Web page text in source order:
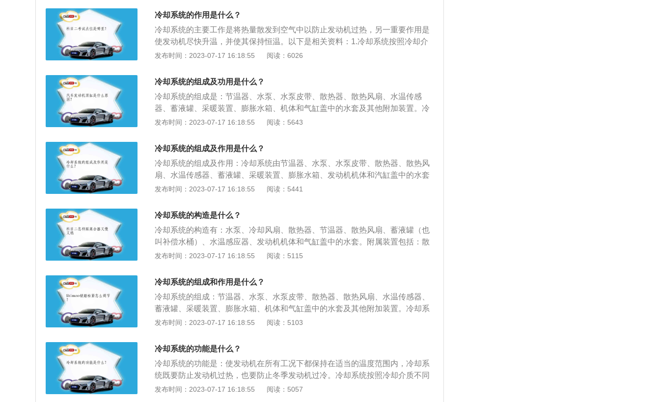
寿命，也是易被忽视处于薄弱的一环。3、冷却系统的功用是带走引擎因燃烧所
产生的热量。
冷却系统的作用是什么？
冷却系统的主要工作是将热量散发到空气中以防止发动机过热，另一重要作用是
使发动机尽快升温，并使其保持恒温。以下是相关资料：1.冷却系统按照冷却介
质不同可以分为风冷和水冷。如果把发动机中高温零件的热量直接散入大气而进
行冷却的装置称为水冷系统。由于水冷系统冷却均匀，效果好，而且发动机运转
噪音小，目前汽车发动机上广泛采用的是水冷系统。3.冷却系统的保养（1）冷却
水的选用：应选用硬度低的河水，如井水，应进行煮沸软化后再用，最好使用防
冻液。（2）留心各部技术状态：如发现散热器漏水，应进行修理，若发现水
泵、风扇旋转有摆动或发生异响时，应及时修复。如发现发动机过热，应及时检
动机工作温度过高过低时，应及时修复或更换。（3）定期清洗水垢：发动机使
用一定时间后，水箱和散热器内会沉积水垢而影响散热，所以应定期进行清洗，
清洗方法是在冷却系内加入足够的清洗液，浸泡一段时间后，启动发动机以低中
发布时间：2023-07-17 16:18:55 阅读：6026
冷却系统的组成及功用是什么？
冷却系统的组成是：节温器、水泵、水泵皮带、散热器、散热风扇、水温传感
器、蓄液罐、采暖装置、膨胀水箱、机体和气缸盖中的水套及其他附加装置。冷
却系统的功用有：1、能够根据发动机的负荷、转速、温度变化，随时改变冷却
量散发到空气中。冷却系统按照冷却介质不同可以分为风冷和水冷，汽车发动机
上广泛采用的是水冷系统。
发布时间：2023-07-17 16:18:55 阅读：5643
冷却系统的组成及作用是什么？
冷却系统的组成及作用：冷却系统由节温器、水泵、水泵皮带、散热器、散热风
扇、水温传感器、蓄液罐、采暖装置、膨胀水箱、发动机机体和汽缸盖中的水套
等组成。冷却系统的作用：1、根据发动机的负荷、转速、温度变化，随时改变
时所产生的热量散发到空气中，并保证发动机在适宜的温度范围内进行工作。冷
却系统既要防止发动机过热，也要防止冬季发动机过冷。在发动机冷启动之后，
冷却系统还要保证发动机迅速升温，尽快达到正常的工作温度。
发布时间：2023-07-17 16:18:55 阅读：5441
冷却系统的构造是什么？
冷却系统的构造有：水泵、冷却风扇、散热器、节温器、散热风扇、蓄液罐（也
叫补偿水桶）、水温感应器、发动机机体和气缸盖中的水套。附属装置包括：散
热器、上护板、节温器盖、水泵总成、上下水管、散热器补水壶、水泵皮带轮、
过热，还有一个重要的作用就是使发动机尽快升温，并使其保持恒温。冷却系统
按照冷却介质不同可以分为风冷和水冷，汽车发动机上广泛采用的是水冷系统。
发布时间：2023-07-17 16:18:55 阅读：5115
冷却系统的组成和作用是什么？
冷却系统的组成：节温器、水泵、水泵皮带、散热器、散热风扇、水温传感器、
蓄液罐、采暖装置、膨胀水箱、机体和气缸盖中的水套及其他附加装置。冷却系
统的作用：1、能够根据发动机的负荷、转速、温度变化，随时改变冷却强度，
到空气中。冷却系统既要防止发动机过热，也要防止冬季发动机过冷。在发动机
冷启动之后，冷却系统还要保证发动机迅速升温，尽快达到正常的工作温度。
发布时间：2023-07-17 16:18:55 阅读：5103
冷却系统的功能是什么？
冷却系统的功能是：使发动机在所有工况下都保持在适当的温度范围内，冷却系
统既要防止发动机过热，也要防止冬季发动机过冷。冷却系统按照冷却介质不同
可以分为风冷和水冷。如果把发动机中高温零件的热量直接散入大气而进行冷却
发布时间：2023-07-17 16:18:55 阅读：5057